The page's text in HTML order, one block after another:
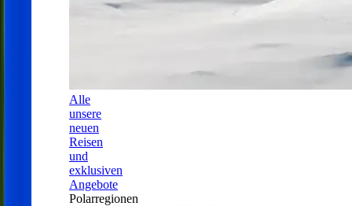
Alle
unsere
neuen
Reisen
und
exklusiven
Angebote
Polarregionen